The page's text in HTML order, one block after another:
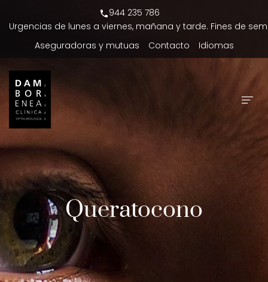
944 235 786
Urgencias de lunes a viernes, mañana y tarde. Fines de
Aseguradoras y mutuas
Contacto Idiomas
Queratocono